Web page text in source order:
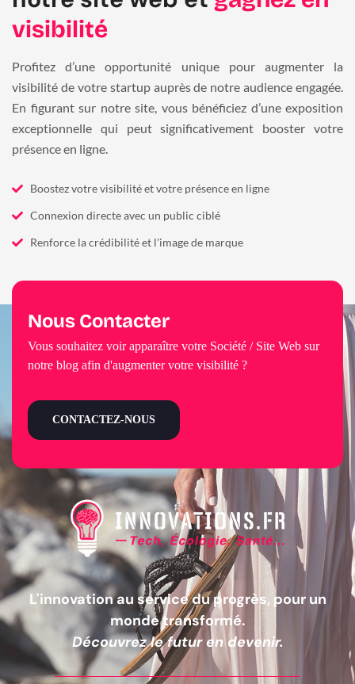
visibilité
Profitez d’une opportunité unique pour augmenter la
visibilité de votre startup auprès de notre audience engagée.
En figurant sur notre site, vous bénéficiez d’une exposition
exceptionnelle qui peut significativement booster votre
présence en ligne.
Boostez votre visibilité et votre présence en ligne
Connexion directe avec un public ciblé
Renforce la crédibilité et l'image de marque
L'innovation au service du progrès, pour un
monde transformé.
Découvrez le futur en devenir.
Nous Contacter
Vous souhaitez voir apparaître votre Société / Site Web sur
notre blog afin d'augmenter votre visibilité ?
CONTACTEZ-NOUS